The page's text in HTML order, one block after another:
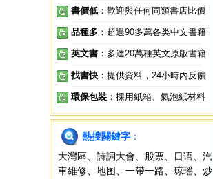
書價低 ：歡迎與任何同類書店比價
品種多 ：超過90多萬各类中文書籍
英文書 ：多達20萬種英文原版書籍
找書快 ：提供資料，24小時內反饋
環保包裝 ：採用紙箱、氣泡紙材料
熱搜關鍵字 ：
大灣區
詩詞大會 股票 日语
汽
車維修
地图 一帶一路 琼瑶
炒